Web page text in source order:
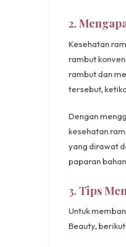
2.
Kesehatan
rambut
rambut dan
tersebut,
Dengan
kesehatan
yang dirawat
paparan
3. Tips
Untuk
Beauty,